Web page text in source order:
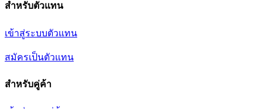
สำหรับตัวแทน
เข้าสู่ระบบตัวแทน
สมัครเป็นตัวแทน
สำหรับคู่ค้า